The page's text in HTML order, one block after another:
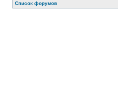
Список форумов